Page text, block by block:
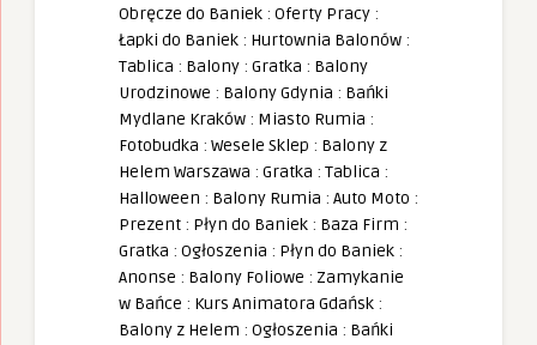
Obręcze do Baniek : Oferty Pracy :
Łapki do Baniek : Hurtownia Balonów :
Tablica : Balony : Gratka : Balony
Urodzinowe : Balony Gdynia : Bańki
Mydlane Kraków : Miasto Rumia :
Fotobudka : Wesele Sklep : Balony z
Helem Warszawa : Gratka : Tablica :
Halloween : Balony Rumia : Auto Moto :
Prezent : Płyn do Baniek : Baza Firm :
Gratka : Ogłoszenia : Płyn do Baniek :
Anonse : Balony Foliowe : Zamykanie
w Bańce : Kurs Animatora Gdańsk :
Balony z Helem : Ogłoszenia : Bańki